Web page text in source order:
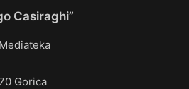
Casiraghi”
Gorica